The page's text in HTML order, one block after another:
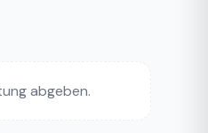
abgeben.